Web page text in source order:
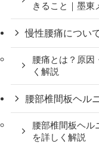
きること｜墨東
慢性腰痛につい
腰痛とは？原因
く解説
腰部椎間板ヘル
腰部椎間板ヘル
を詳しく解説